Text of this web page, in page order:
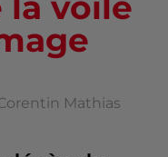
Mathias